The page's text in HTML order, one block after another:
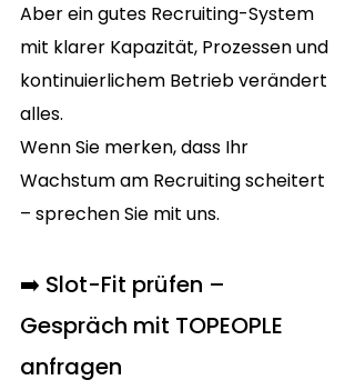
Aber ein gutes Recruiting-System
mit klarer Kapazität, Prozessen und
kontinuierlichem Betrieb verändert
alles.
Wenn Sie merken, dass Ihr
Wachstum am Recruiting scheitert
– sprechen Sie mit uns.
➡️ Slot-Fit prüfen –
Gespräch mit TOPEOPLE
anfragen